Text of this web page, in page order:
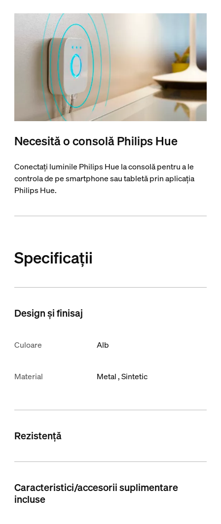
Necesită o consolă Philips Hue
Conectați luminile Philips Hue la consolă pentru a le
controla de pe smartphone sau tabletă prin aplicația
Philips Hue.
Specificații
Design și finisaj
Culoare Alb
Material Metal Sintetic
Rezistență
Caracteristici/accesorii suplimentare
incluse